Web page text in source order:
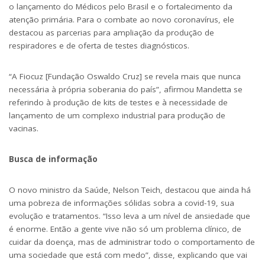
o lançamento do Médicos pelo Brasil e o fortalecimento da
atenção primária. Para o combate ao novo coronavírus, ele
destacou as parcerias para ampliação da produção de
respiradores e de oferta de testes diagnósticos.
“A Fiocuz [Fundação Oswaldo Cruz] se revela mais que nunca
necessária à própria soberania do país”, afirmou Mandetta se
referindo à produção de kits de testes e à necessidade de
lançamento de um complexo industrial para produção de
vacinas.
Busca de informação
O novo ministro da Saúde, Nelson Teich, destacou que ainda há
uma pobreza de informações sólidas sobra a covid-19, sua
evolução e tratamentos. “Isso leva a um nível de ansiedade que
é enorme. Então a gente vive não só um problema clínico, de
cuidar da doença, mas de administrar todo o comportamento de
uma sociedade que está com medo”, disse, explicando que vai